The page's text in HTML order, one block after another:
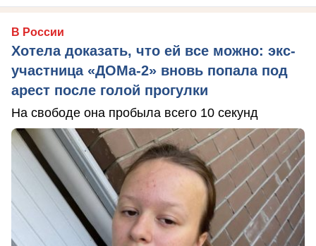
В России
Хотела доказать, что ей все можно: экс-
участница «ДОМа-2» вновь попала под
арест после голой прогулки
На свободе она пробыла всего 10 секунд